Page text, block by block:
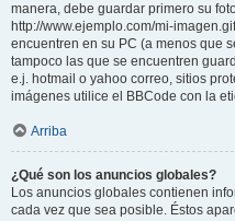
manera, debe guardar primero su
http://www.ejemplo.com/mi-
encuentren en su PC (a menos que
tampoco las que se encuentren
e.j. hotmail o yahoo correo, sitios
imágenes utilice el BBCode con la
Arriba
¿Qué son los anuncios globales?
Los anuncios globales contienen
cada vez que sea posible. Éstos